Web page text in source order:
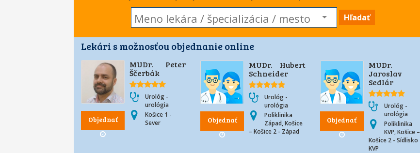
Hľadať
Lekári s možnosťou objednanie online
Objednať
MUDr. Peter
Ščerbák
Urológ -
urológia
Košice 1 -
Sever
Objednať
MUDr. Hubert
Schneider
Urológ -
urológia
Poliklinika
Západ, Košice
– Košice 2 - Západ
Objednať
MUDr.
Jaroslav
Sedlár
Urológ -
urológia
Poliklinika
KVP, Košice –
Košice 2 - Sídlisko
KVP